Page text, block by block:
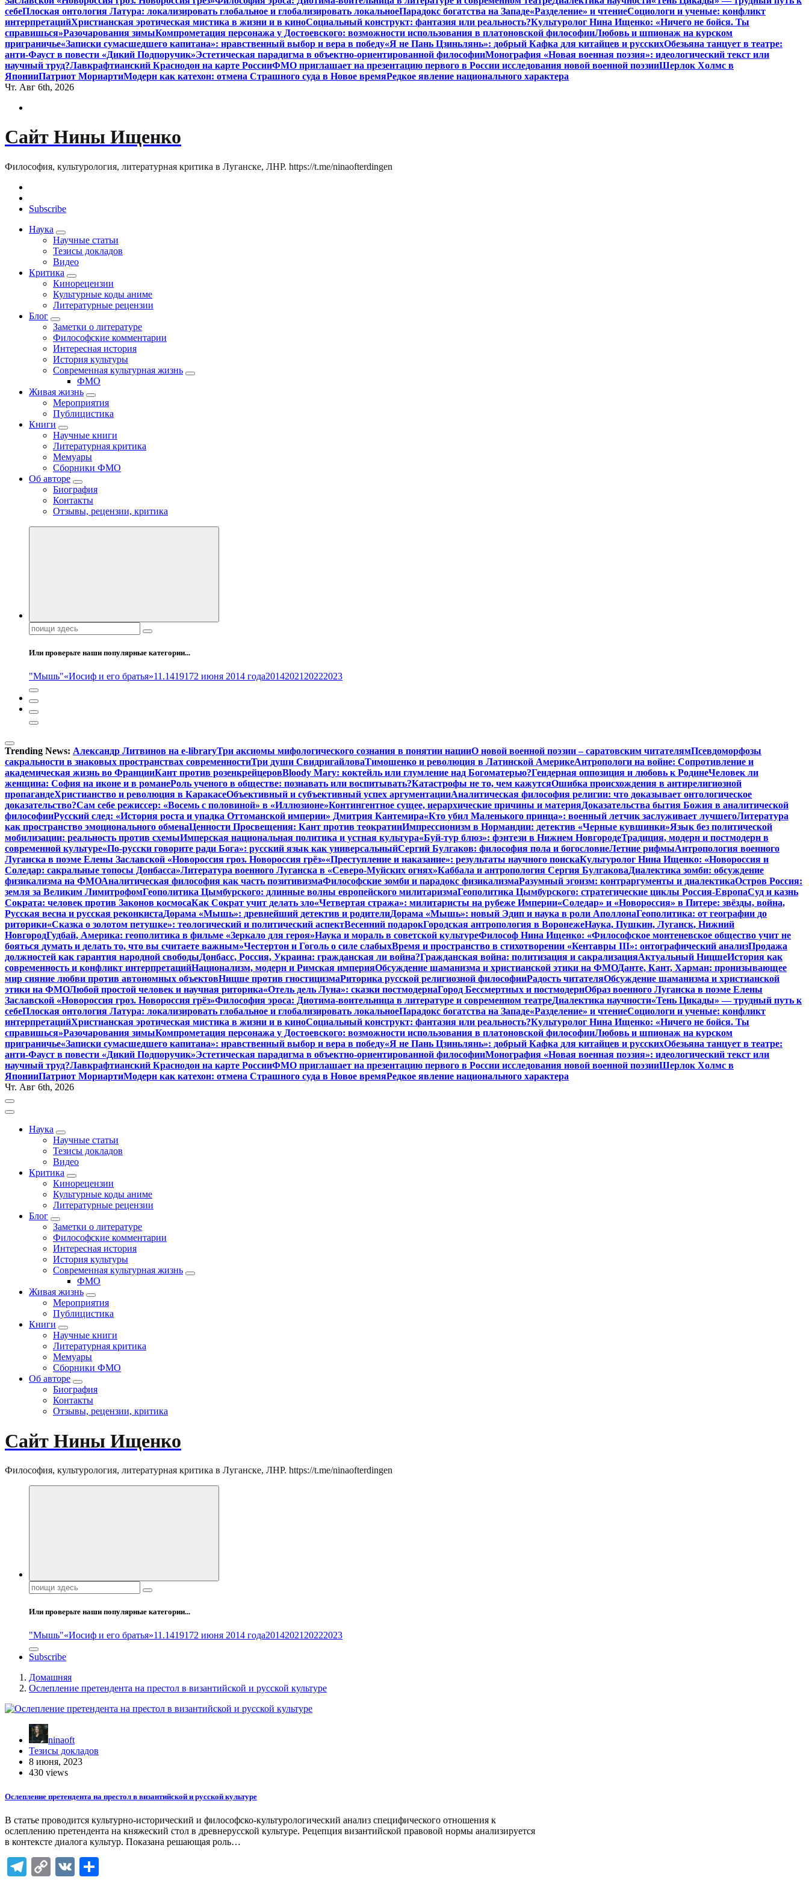
себеПлоская онтология Латура: локализировать глобальное и глобализировать локальноеПарадокс богатства на Западе«Разделение» и чтениеСоциологи и ученые: конфликт
интерпретацийХристианская эротическая мистика в жизни и в киноСоциальный конструкт: фантазия или реальность?Культуролог Нина Ищенко: «Ничего не бойся. Ты
справишься»Разочарования зимыКомпрометация персонажа у Достоевского: возможности использования в платоновской философииЛюбовь и шпионаж на курском
приграничье«Записки сумасшедшего капитана»: нравственный выбор и вера в победу«Я не Пань Цзиньлянь»: добрый Кафка для китайцев и русскихОбезьяна танцует в театре:
анти-Фауст в повести «Дикий Подпоручик»Эстетическая парадигма в объектно-ориентированной философииМонография «Новая военная поэзия»: идеологический текст или
научный труд?Лавкрафтианский Краснодон на карте РоссииФМО приглашает на презентацию первого в России исследования новой военной поэзииШерлок Холмс в
ЯпонииПатриот МориартиМодерн как катехон: отмена Страшного суда в Новое времяРедкое явление национального характера
Чт. Авг 6th, 2026
Сайт Нины Ищенко
Философия, культурология, литературная критика в Луганске, ЛНР. https://t.me/ninaofterdingen
Subscribe
Наука
Научные статьи
Тезисы докладов
Видео
Критика
Кинорецензии
Культурные коды аниме
Литературные рецензии
Блог
Заметки о литературе
Философские комментарии
Интересная история
История культуры
Современная культурная жизнь
ФМО
Живая жизнь
Мероприятия
Публицистика
Книги
Научные книги
Литературная критика
Мемуары
Сборники ФМО
Об авторе
Биография
Контакты
Отзывы, рецензии, критика
Поиск:
Или проверьте наши популярные категории...
"Мышь"«Иосиф и его братья»11.1419172 июня 2014 года20142021 20222023
Trending News: Александр Литвинов на e-libraryТри аксиомы мифологического сознания в понятии нацииО новой военной поэзии – саратовским читателямПсевдоморфозы
сакральности в знаковых пространствах современностиТри души СвидригайловаТимошенко и революция в Латинской АмерикеАнтропологи на войне: Сопротивление и
академическая жизнь во ФранцииКант против розенкрейцеровBloody Mary: коктейль или глумление над Богоматерью?Гендерная оппозиция и любовь к РодинеЧеловек ли
женщина: София на иконе и в романеРоль ученого в обществе: познавать или воспитывать?Катастрофы не то, чем кажутсяОшибка происхождения в антирелигиозной
пропагандеХристианство и революция в КаракасеОбъективный и субъективный успех аргументацииАналитическая философия религии: что доказывает онтологическое
доказательство?Сам себе режиссер: «Восемь с половиной» в «Иллюзионе»Контингентное сущее, иерархические причины и материяДоказательства бытия Божия в аналитической
философииРусский след: «История роста и упадка Оттоманской империи» Дмитрия Кантемира«Кто убил Маленького принца»: военный летчик заслуживает лучшегоЛитература
как пространство эмоционального обменаЦенности Просвещения: Кант против теократииИмпрессионизм в Нормандии: детектив «Черные кувшинки»Язык без политической
мобилизации: реальность против схемыИмперская национальная политика и устная культура«Буй-тур блюз»: фэнтези в Нижнем НовгородеТрадиция, модерн и постмодерн в
современной культуре«По-русски говорите ради Бога»: русский язык как универсальныйСергий Булгаков: философия пола и богословиеЛетние рифмыАнтропология военного
Луганска в поэме Елены Заславской «Новороссия гроз. Новороссия грёз»«Преступление и наказание»: результаты научного поискаКультуролог Нина Ищенко: «Новороссия и
Соледар: сакральные топосы Донбасса»Литература военного Луганска в «Северо-Муйских огнях»Каббала и антропология Сергия БулгаковаДиалектика зомби: обсуждение
физикализма на ФМОАналитическая философия как часть позитивизмаФилософские зомби и парадокс физикализмаРазумный эгоизм: контраргументы и диалектикаОстров Россия:
земля за Великим ЛимитрофомГеополитика Цымбурского: длинные волны европейского милитаризмаГеополитика Цымбурского: стратегические циклы Россия-ЕвропаСуд и казнь
Сократа: человек против Законов космосаКак Сократ учит делать зло«Четвертая стража»: милитаристы на рубеже Империи«Соледар» и «Новороссия» в Питере: звёзды, война,
Русская весна и русская реконкистаДорама «Мышь»: древнейший детектив и родителиДорама «Мышь»: новый Эдип и наука в роли АполлонаГеополитика: от географии до
риторики«Сказка о золотом петушке»: теологический и политический аспектВесенний подарокГородская антропология в ВоронежеНаука, Пушкин, Луганск, Нижний
НовгородГудбай, Америка: геополитика в фильме «Зеркало для героя»Наука и мораль в советской культуреФилософ Нина Ищенко: «Философское монтеневское общество учит не
бояться думать и делать то, что вы считаете важным»Честертон и Гоголь о силе слабыхВремя и пространство в стихотворении «Кентавры III»: онтографический анализПродажа
должностей как гарантия народной свободыДонбасс, Россия, Украина: гражданская ли война?Гражданская война: политизация и сакрализацияАктуальный НицшеИстория как
современность и конфликт интерпретацийНационализм, модерн и Римская империяОбсуждение шаманизма и христианской этики на ФМОДанте, Кант, Харман: пронизывающее
мир сияние любви против автономных объектовНицше против гностицизмаРиторика русской религиозной философииРадость читателяОбсуждение шаманизма и христианской
этики на ФМОЛюбой простой человек и научная риторика«Отель дель Луна»: сказки постмодернаГород Бессмертных и постмодернОбраз военного Луганска в поэме Елены
Заславской «Новороссия гроз. Новороссия грёз»Философия эроса: Диотима-воительница в литературе и современном театреДиалектика научности«Тень Цикады» — трудный путь к
себеПлоская онтология Латура: локализировать глобальное и глобализировать локальноеПарадокс богатства на Западе«Разделение» и чтениеСоциологи и ученые: конфликт
интерпретацийХристианская эротическая мистика в жизни и в киноСоциальный конструкт: фантазия или реальность?Культуролог Нина Ищенко: «Ничего не бойся. Ты
справишься»Разочарования зимыКомпрометация персонажа у Достоевского: возможности использования в платоновской философииЛюбовь и шпионаж на курском
приграничье«Записки сумасшедшего капитана»: нравственный выбор и вера в победу«Я не Пань Цзиньлянь»: добрый Кафка для китайцев и русскихОбезьяна танцует в театре:
анти-Фауст в повести «Дикий Подпоручик»Эстетическая парадигма в объектно-ориентированной философииМонография «Новая военная поэзия»: идеологический текст или
научный труд?Лавкрафтианский Краснодон на карте РоссииФМО приглашает на презентацию первого в России исследования новой военной поэзииШерлок Холмс в
ЯпонииПатриот МориартиМодерн как катехон: отмена Страшного суда в Новое времяРедкое явление национального характера
Чт. Авг 6th, 2026
Наука
Научные статьи
Тезисы докладов
Видео
Критика
Кинорецензии
Культурные коды аниме
Литературные рецензии
Блог
Заметки о литературе
Философские комментарии
Интересная история
История культуры
Современная культурная жизнь
ФМО
Живая жизнь
Мероприятия
Публицистика
Книги
Научные книги
Литературная критика
Мемуары
Сборники ФМО
Об авторе
Биография
Контакты
Отзывы, рецензии, критика
Сайт Нины Ищенко
Философия, культурология, литературная критика в Луганске, ЛНР. https://t.me/ninaofterdingen
Поиск:
Или проверьте наши популярные категории...
"Мышь"«Иосиф и его братья»11.1419172 июня 2014 года2014202120222023
Subscribe
Домашняя
Ослепление претендента на престол в византийской и русской культуре
ninaoft
Тезисы докладов
8 июня, 2023
430 views
Ослепление претендента на престол в византийской и русской культуре
В статье проводится культурно-исторический и философско-культурологический анализ специфического отношения к
ослеплению претендента на княжеский стол в древнерусской культуре. Рецепция византийской правовой нормы анализируется
в контексте диалога культур. Показана решающая роль…
Telegram
Copy
VK